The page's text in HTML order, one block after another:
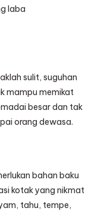
laba
sulit, suguhan
mampu memikat
besar dan tak
orang dewasa.
bahan baku
kotak yang nikmat
tahu, tempe,